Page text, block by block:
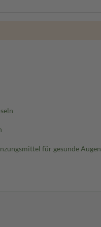
für gesunde Augen